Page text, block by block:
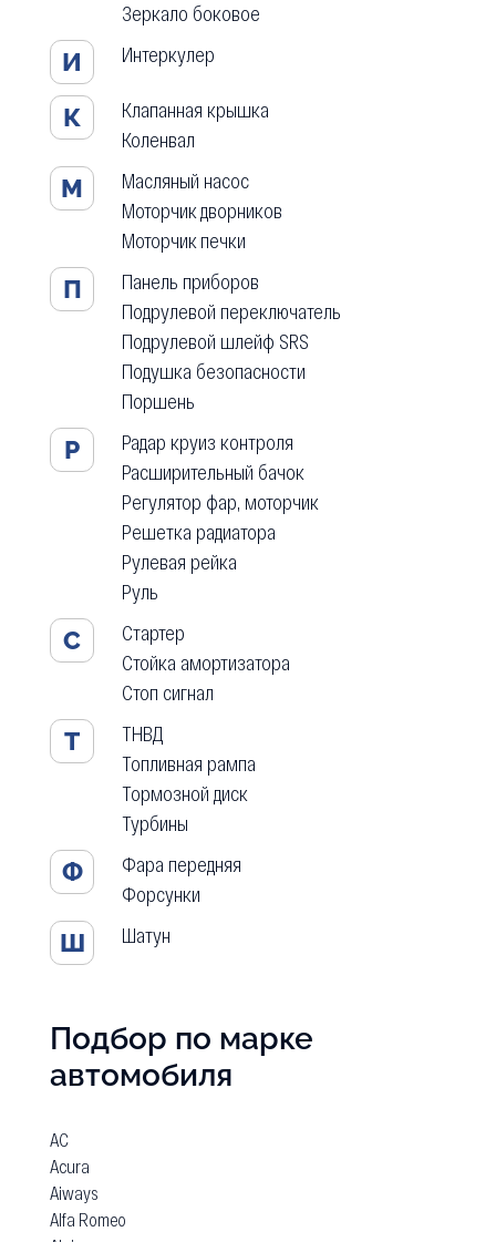
Зеркало боковое
И Интеркулер
К
Клапанная крышка
Коленвал
М
Масляный насос
Моторчик дворников
Моторчик печки
П
Панель приборов
Подрулевой переключатель
Подрулевой шлейф SRS
Подушка безопасности
Поршень
Р
Радар круиз контроля
Расширительный бачок
Регулятор фар, моторчик
Решетка радиатора
Рулевая рейка
Руль
С
Стартер
Стойка амортизатора
Стоп сигнал
Т
ТНВД
Топливная рампа
Тормозной диск
Турбины
Ф
Фара передняя
Форсунки
Ш Шатун
Подбор по марке
автомобиля
AC
Acura
Aiways
Alfa Romeo